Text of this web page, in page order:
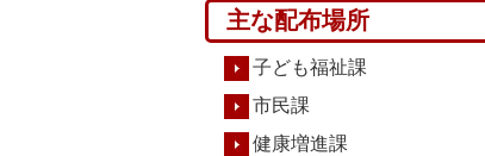
主な配布場所
子ども福祉課
市民課
健康増進課